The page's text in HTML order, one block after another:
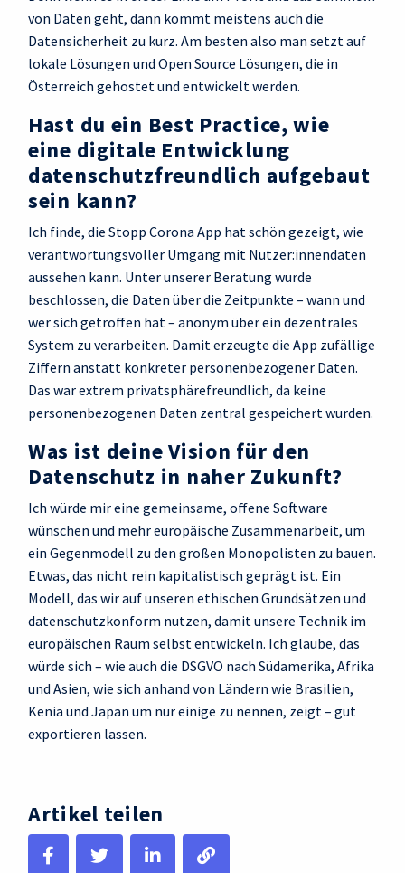
von Daten geht, dann kommt meistens auch die
Datensicherheit zu kurz. Am besten also man setzt auf
lokale Lösungen und Open Source Lösungen, die in
Österreich gehostet und entwickelt werden.
Hast du ein Best Practice, wie
eine digitale Entwicklung
datenschutz­freundlich aufgebaut
sein kann?
Ich finde, die Stopp Corona App hat schön gezeigt, wie
verantwortungsvoller Umgang mit Nutzer:innendaten
aussehen kann. Unter unserer Beratung wurde
beschlossen, die Daten über die Zeitpunkte – wann und
wer sich getroffen hat – anonym über ein dezentrales
System zu verarbeiten. Damit erzeugte die App zufällige
Ziffern anstatt konkreter personenbezogener Daten.
Das war extrem privatsphärefreundlich, da keine
personenbezogenen Daten zentral gespeichert wurden.
Was ist deine Vision für den
Datenschutz in naher Zukunft?
Ich würde mir eine gemeinsame, offene Software
wünschen und mehr europäische Zusammenarbeit, um
ein Gegenmodell zu den großen Monopolisten zu bauen.
Etwas, das nicht rein kapitalistisch geprägt ist. Ein
Modell, das wir auf unseren ethischen Grundsätzen und
datenschutzkonform nutzen, damit unsere Technik im
europäischen Raum selbst entwickeln. Ich glaube, das
würde sich – wie auch die DSGVO nach Südamerika, Afrika
und Asien, wie sich anhand von Ländern wie Brasilien,
Kenia und Japan um nur einige zu nennen, zeigt – gut
exportieren lassen.
Artikel teilen